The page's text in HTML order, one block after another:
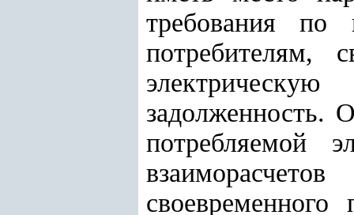
требования по
потребителям,
задолженность.
потребляемой